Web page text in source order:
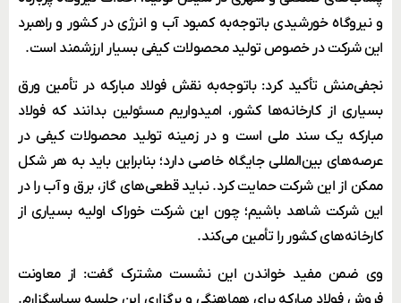
و نیروگاه خورشیدی باتوجه‌به کمبود آب و انرژی در کشور و راهبرد
این شرکت در خصوص تولید محصولات کیفی بسیار ارزشمند است.
نجفی‌منش تأکید کرد: باتوجه‌به نقش فولاد مبارکه در تأمین ورق
بسیاری از کارخانه‌ها کشور، امیدواریم مسئولین بدانند که فولاد
مبارکه یک سند ملی است و در زمینه تولید محصولات کیفی در
عرصه‌های بین‌المللی جایگاه خاصی دارد؛ بنابراین باید به هر شکل
ممکن از این شرکت حمایت کرد. نباید قطعی‌های گاز، برق و آب را در
این شرکت شاهد باشیم؛ چون این شرکت خوراک اولیه بسیاری از
کارخانه‌های کشور را تأمین می‌کند.
وی ضمن مفید خواندن این نشست مشترک گفت: از معاونت